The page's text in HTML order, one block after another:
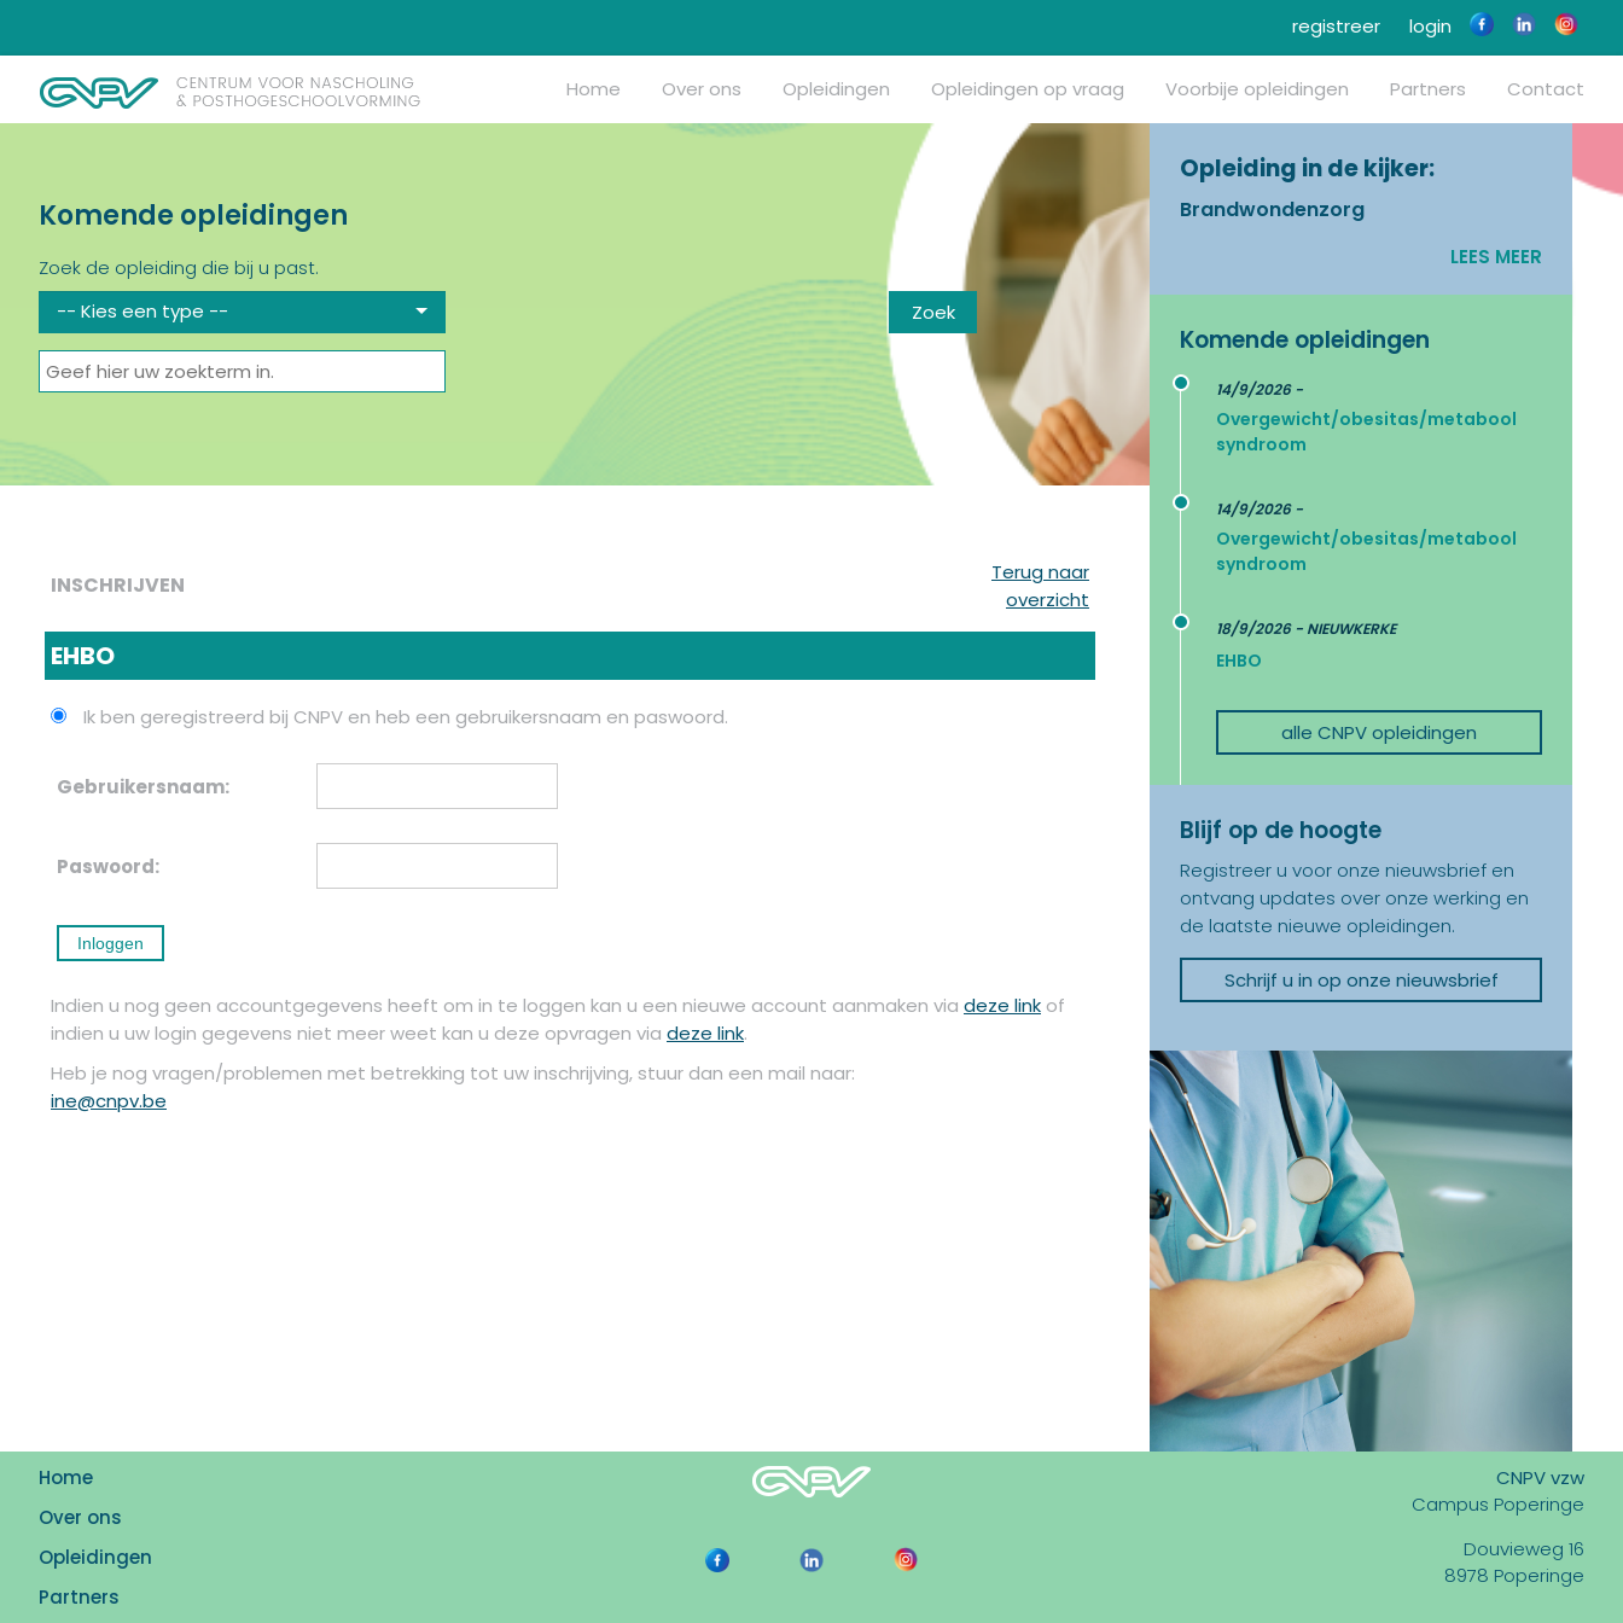
login
registreer
Home Over ons Opleidingen Opleidingen op vraag Voorbije opleidingen Partners Contact
Komende opleidingen
Zoek de opleiding die bij u past.
-- Kies een type --
Opleiding in de kijker:
Brandwondenzorg
LEES MEER
Komende opleidingen
14/9/2026 -
Overgewicht/obesitas/metabool
syndroom
14/9/2026 -
Overgewicht/obesitas/metabool
syndroom
18/9/2026 - NIEUWKERKE
EHBO
alle CNPV opleidingen
Blijf op de hoogte
Registreer u voor onze nieuwsbrief en
ontvang updates over onze werking en
de laatste nieuwe opleidingen.
Schrijf u in op onze nieuwsbrief
INSCHRIJVEN
Terug naar
overzicht
EHBO
Ik ben geregistreerd bij CNPV en heb een gebruikersnaam en paswoord.
Gebruikersnaam:
Paswoord:
Indien u nog geen accountgegevens heeft om in te loggen kan u een nieuwe account aanmaken via deze link of
indien u uw login gegevens niet meer weet kan u deze opvragen via deze link.
Heb je nog vragen/problemen met betrekking tot uw inschrijving, stuur dan een mail naar:
ine@cnpv.be
Home
Over ons
Opleidingen
Partners
CNPV vzw
Campus Poperinge
Douvieweg 16
8978 Poperinge